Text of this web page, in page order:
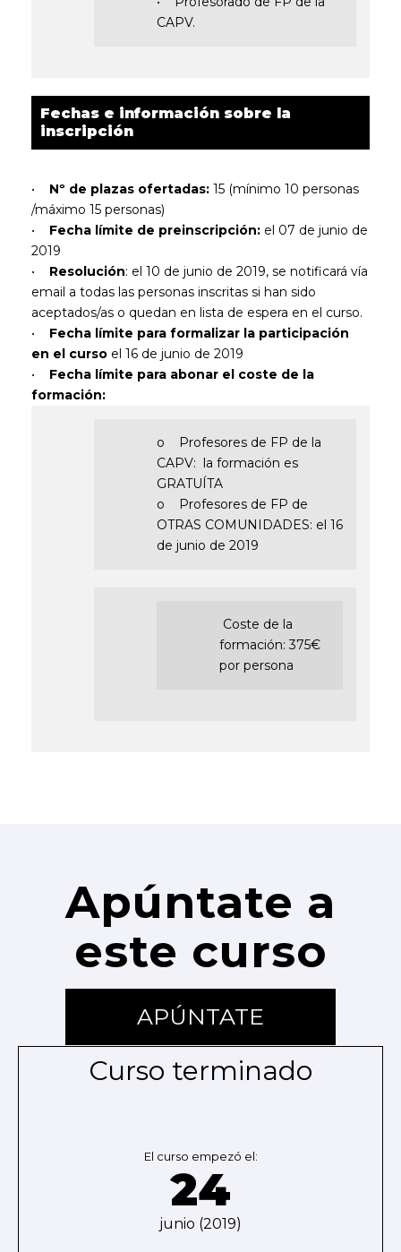
CAPV.
Fechas e información sobre la
inscripción
• Nº de plazas ofertadas: 15 (mínimo 10 personas
/máximo 15 personas)
• Fecha límite de preinscripción: el 07 de junio de
2019
•
Resolución: el 10 de junio de 2019, se notificará vía
email a todas las personas inscritas si han sido
aceptados/as o quedan en lista de espera en el curso.
• Fecha límite para formalizar la participación
en el curso el 16 de junio de 2019
• Fecha límite para abonar el coste de la
formación:
o Profesores de FP de la
CAPV: la formación es
GRATUÍTA
o Profesores de FP de
OTRAS COMUNIDADES: el 16
de junio de 2019
Coste de la
formación: 375€
por persona
Apúntate a
este curso
APÚNTATE
Curso terminado
El curso empezó el:
24
junio (2019)